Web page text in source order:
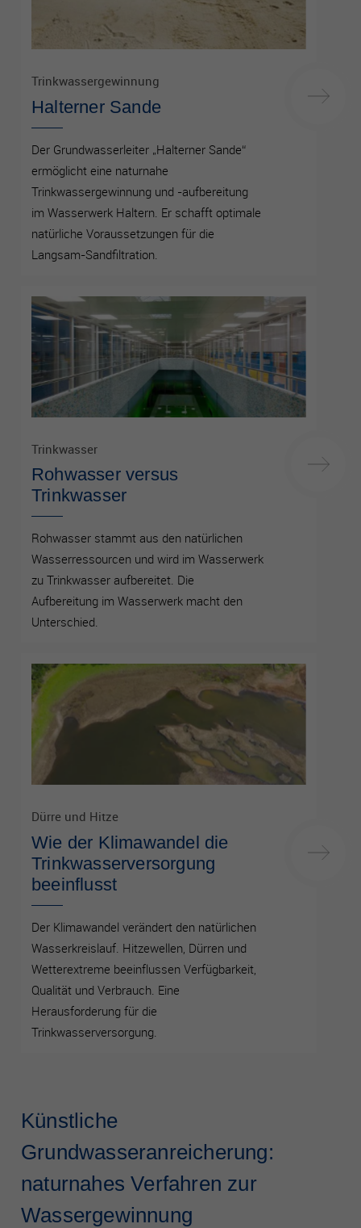
Trinkwassergewinnung
Halterner Sande
Der Grundwasserleiter „Halterner Sande“
ermöglicht eine naturnahe
Trinkwassergewinnung und -aufbereitung
im Wasserwerk Haltern. Er schafft optimale
natürliche Voraussetzungen für die
Langsam-Sandfiltration.
Trinkwasser
Rohwasser versus
Trinkwasser
Rohwasser stammt aus den natürlichen
Wasserressourcen und wird im Wasserwerk
zu Trinkwasser aufbereitet. Die
Aufbereitung im Wasserwerk macht den
Unterschied.
Dürre und Hitze
Wie der Klimawandel die
Trinkwasserversorgung
beeinflusst
Der Klimawandel verändert den natürlichen
Wasserkreislauf. Hitzewellen, Dürren und
Wetterextreme beeinflussen Verfügbarkeit,
Qualität und Verbrauch. Eine
Herausforderung für die
Trinkwasserversorgung.
Künstliche
Grundwasseranreicherung:
naturnahes Verfahren zur
Wassergewinnung